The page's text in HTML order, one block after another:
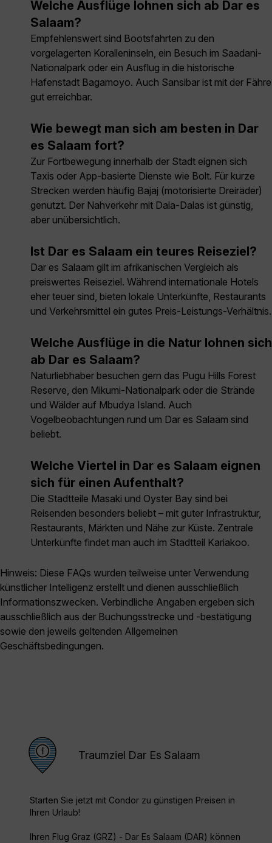
Welche Ausflüge lohnen sich ab Dar es
Salaam?
Empfehlenswert sind Bootsfahrten zu den
vorgelagerten Koralleninseln, ein Besuch im Saadani-
Nationalpark oder ein Ausflug in die historische
Hafenstadt Bagamoyo. Auch Sansibar ist mit der Fähre
gut erreichbar.
Wie bewegt man sich am besten in Dar
es Salaam fort?
Zur Fortbewegung innerhalb der Stadt eignen sich
Taxis oder App-basierte Dienste wie Bolt. Für kurze
Strecken werden häufig Bajaj (motorisierte Dreiräder)
genutzt. Der Nahverkehr mit Dala-Dalas ist günstig,
aber unübersichtlich.
Ist Dar es Salaam ein teures Reiseziel?
Dar es Salaam gilt im afrikanischen Vergleich als
preiswertes Reiseziel. Während internationale Hotels
eher teuer sind, bieten lokale Unterkünfte, Restaurants
und Verkehrsmittel ein gutes Preis-Leistungs-Verhältnis.
Welche Ausflüge in die Natur lohnen sich
ab Dar es Salaam?
Naturliebhaber besuchen gern das Pugu Hills Forest
Reserve, den Mikumi-Nationalpark oder die Strände
und Wälder auf Mbudya Island. Auch
Vogelbeobachtungen rund um Dar es Salaam sind
beliebt.
Welche Viertel in Dar es Salaam eignen
sich für einen Aufenthalt?
Die Stadtteile Masaki und Oyster Bay sind bei
Reisenden besonders beliebt – mit guter Infrastruktur,
Restaurants, Märkten und Nähe zur Küste. Zentrale
Unterkünfte findet man auch im Stadtteil Kariakoo.
Hinweis: Diese FAQs wurden teilweise unter Verwendung
künstlicher Intelligenz erstellt und dienen ausschließlich
Informationszwecken. Verbindliche Angaben ergeben sich
ausschließlich aus der Buchungsstrecke und -bestätigung
sowie den jeweils geltenden Allgemeinen
Geschäftsbedingungen.
Traumziel Dar Es Salaam
Starten Sie jetzt mit Condor zu günstigen Preisen in
Ihren Urlaub!
Ihren Flug Graz (GRZ) - Dar Es Salaam (DAR) können